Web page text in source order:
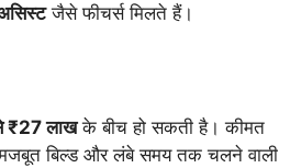
जैसे फीचर्स मिलते हैं।
₹27 लाखके बीच हो सकती है। कीमत
बिल्ड और लंबे समय तक चलने वाली